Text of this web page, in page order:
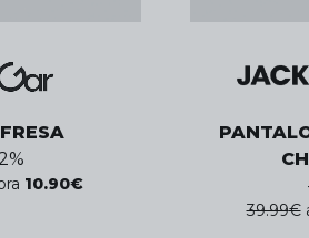
%
10.90€
39.99€